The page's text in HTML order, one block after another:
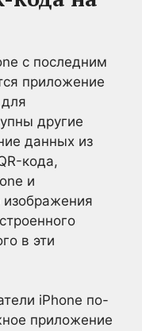
с последним
приложение
другие
данных из
кода,
и
изображения
в эти
iPhone по-
приложение